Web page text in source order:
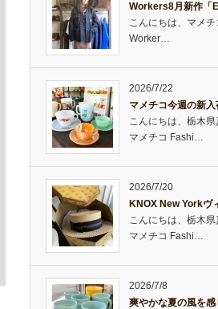
Workers8月新作「
こんにちは、マメ
Worker…
2026/7/22
マメチコ今週の新
こんにちは、栃木
マメチコ Fashi…
2026/7/20
KNOX New Yorkヴ
こんにちは、栃木
マメチコ Fashi…
2026/7/8
爽やかな夏の風を